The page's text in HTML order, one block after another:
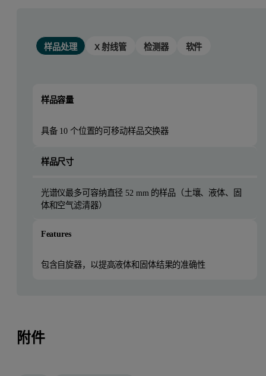
样品处理 X 射线管 检测器 软件
样品容量
具备 10 个位置的可移动样品交换器
样品尺寸
光谱仪最多可容纳直径 52 mm 的样品（土壤、液体、固
体和空气滤清器）
Features
包含自旋器，以提高液体和固体结果的准确性
附件